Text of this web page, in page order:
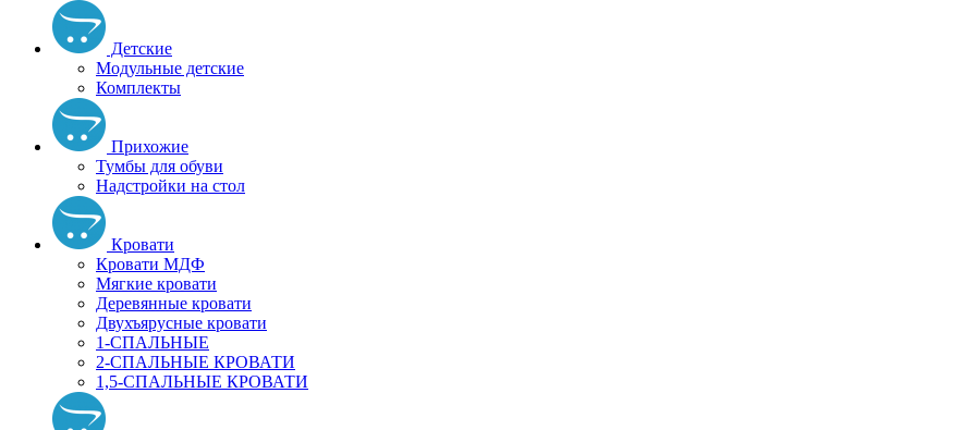
Детские
Модульные детские
Комплекты
Прихожие
Тумбы для обуви
Надстройки на стол
Кровати
Кровати МДФ
Мягкие кровати
Деревянные кровати
Двухъярусные кровати
1-СПАЛЬНЫЕ
2-СПАЛЬНЫЕ КРОВАТИ
1,5-СПАЛЬНЫЕ КРОВАТИ